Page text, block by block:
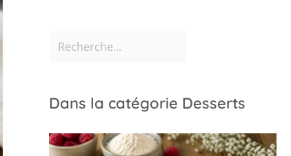
Dans la catégorie Desserts